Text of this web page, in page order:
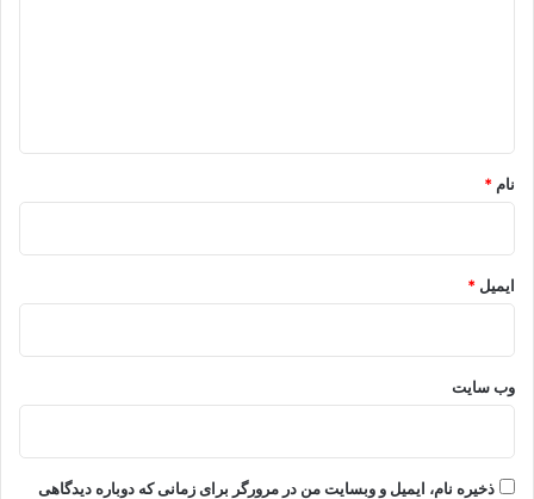
نام *
ایمیل *
وب‌ سایت
ذخیره نام، ایمیل و وبسایت من در مرورگر برای زمانی که دوباره دیدگاهی